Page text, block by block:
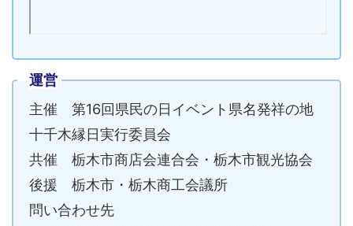
運営
主催 第16回県民の日イベント県名発祥の地
十千木縁日実行委員会
共催 栃木市商店会連合会・栃木市観光協会
後援 栃木市・栃木商工会議所
問い合わせ先